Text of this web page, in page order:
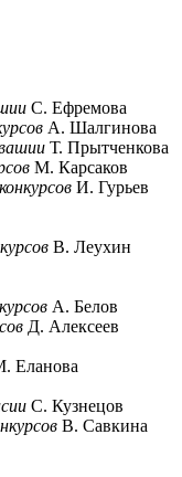
С. Ефремова
А. Шалгинова
Т. Прытченкова
М. Карсаков
И. Гурьев
В. Леухин
А. Белов
Д. Алексеев
Еланова
С. Кузнецов
В. Савкина